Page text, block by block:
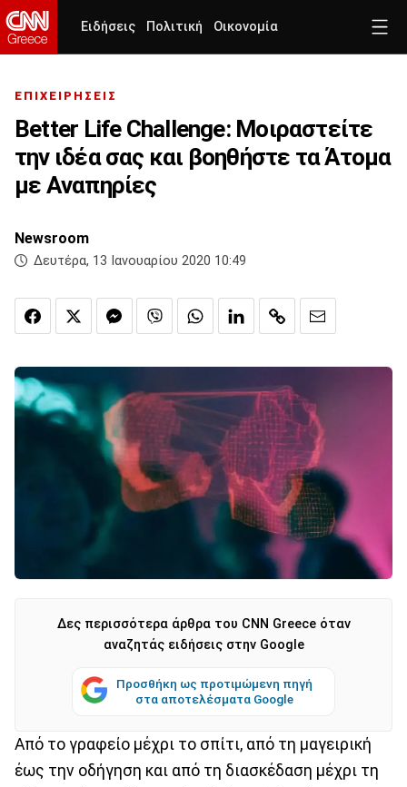
Ειδήσεις Πολιτική Οικονομία
ΕΠΙΧΕΙΡΗΣΕΙΣ
Better Life Challenge: Μοιραστείτε
την ιδέα σας και βοηθήστε τα Άτομα
με Αναπηρίες
Newsroom
Δευτέρα, 13 Ιανουαρίου 2020 10:49
Δες περισσότερα άρθρα του CNN Greece όταν
αναζητάς ειδήσεις στην Google
Προσθήκη ως προτιμώμενη πηγή
στα αποτελέσματα Google
Από το γραφείο μέχρι το σπίτι, από τη μαγειρική
έως την οδήγηση και από τη διασκέδαση μέχρι τη